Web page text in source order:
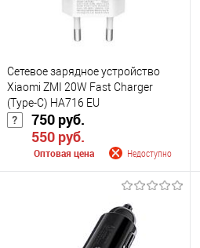
Сетевое зарядное устройство
Xiaomi ZMI 20W Fast Charger
(Type-C) HA716 EU
750 руб.
550 руб.
Оптовая цена Недоступно